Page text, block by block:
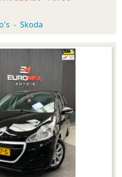
Skoda